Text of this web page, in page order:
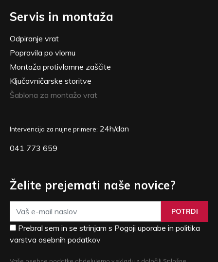
Servis in montaža
Odpiranje vrat
Popravila po vlomu
Montaža protivlomne zaščite
Ključavničarske storitve
Šablona za montažo vrat
Intervencija za nujne primere: 24h/dan
041 773 659
Želite prejemati naše novice?
POTRDI
Prebral sem in se strinjam s Pogoji uporabe in politika
varstva osebnih podatkov